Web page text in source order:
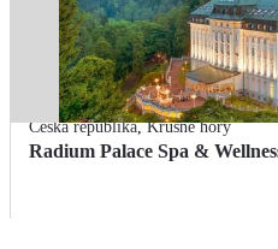
Česká republika,Krušné hory
Radium Palace Spa &